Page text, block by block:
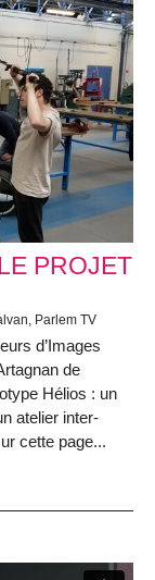
PROJET
Parlem TV
d’Images
de
Hélios : un
atelier inter-
cette page...